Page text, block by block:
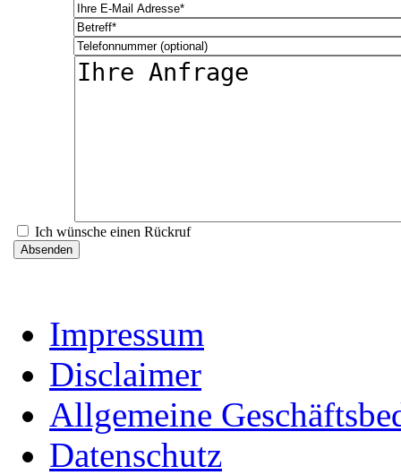
Ich wünsche einen Rückruf
Absenden
Impressum
Disclaimer
Allgemeine
Datenschutz